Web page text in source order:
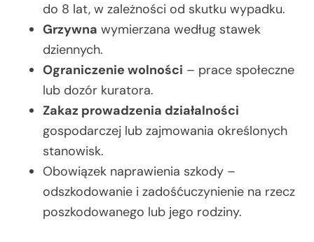
do 8 lat, w zależności od skutku wypadku.
Grzywna wymierzana według stawek
dziennych.
Ograniczenie wolności – prace społeczne
lub dozór kuratora.
Zakaz prowadzenia działalności
gospodarczej lub zajmowania określonych
stanowisk.
Obowiązek naprawienia szkody –
odszkodowanie i zadośćuczynienie na rzecz
poszkodowanego lub jego rodziny.